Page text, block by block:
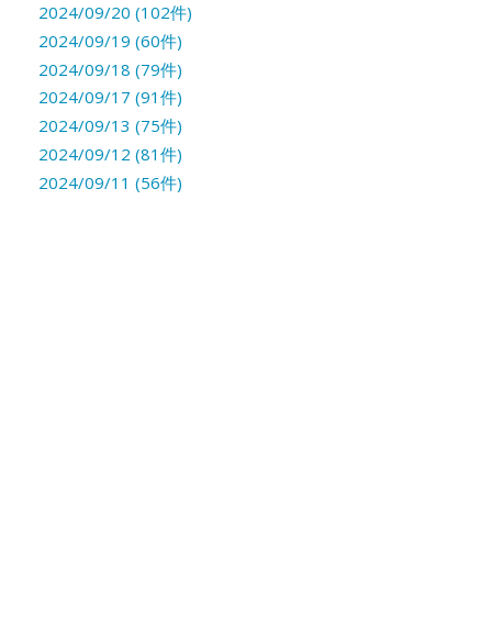
2024/09/20 (102件)
2024/09/19 (60件)
2024/09/18 (79件)
2024/09/17 (91件)
2024/09/13 (75件)
2024/09/12 (81件)
2024/09/11 (56件)